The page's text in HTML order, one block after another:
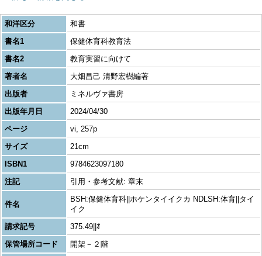
和洋区分
和書
書名1
保健体育科教育法
書名2
教育実習に向けて
著者名
大畑昌己 清野宏樹編著
出版者
ミネルヴァ書房
出版年月日
2024/04/30
ページ
vi, 257p
サイズ
21cm
ISBN1
9784623097180
注記
引用・参考文献: 章末
件名
BSH:保健体育科||ホケンタイイクカ NDLSH:体育||タイ
イク
請求記号
375.49||ｵ
保管場所コード
開架－２階